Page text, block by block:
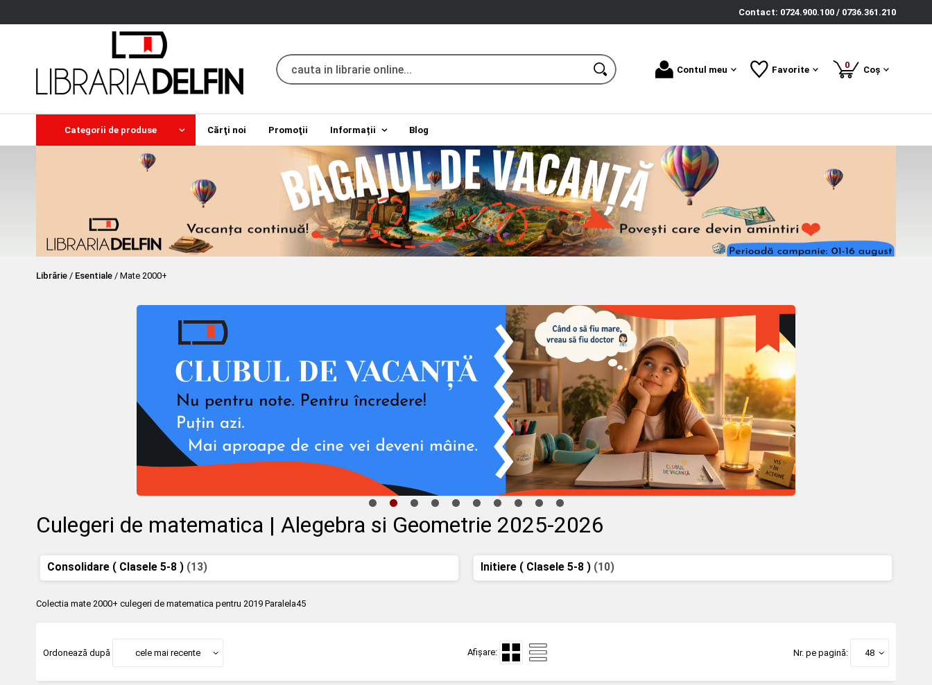
Contact: 0724.900.100 / 0736.361.210
Contul meu Favorite 0produse
Coș
Categorii de produse Cărţi noi Promoţii Informații Blog
Librărie / Esentiale / Mate 2000+
Culegeri de matematica | Alegebra si Geometrie 2025-2026
Consolidare ( Clasele 5-8 ) (13) Initiere ( Clasele 5-8 ) (10)
Colectia mate 2000+ culegeri de matematica pentru 2019 Paralela45
Ordonează după cele mai recente Afișare: Nr. pe pagină: 48